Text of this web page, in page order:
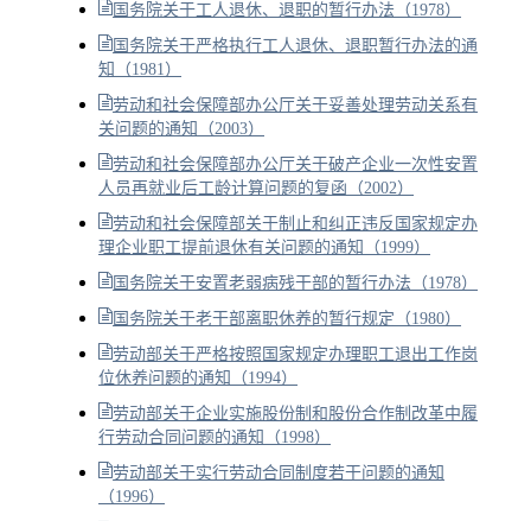
国务院关于工人退休、退职的暂行办法（1978）
国务院关于严格执行工人退休、退职暂行办法的通
知（1981）
劳动和社会保障部办公厅关于妥善处理劳动关系有
关问题的通知（2003）
劳动和社会保障部办公厅关于破产企业一次性安置
人员再就业后工龄计算问题的复函（2002）
劳动和社会保障部关于制止和纠正违反国家规定办
理企业职工提前退休有关问题的通知（1999）
国务院关于安置老弱病残干部的暂行办法（1978）
国务院关于老干部离职休养的暂行规定（1980）
劳动部关于严格按照国家规定办理职工退出工作岗
位休养问题的通知（1994）
劳动部关于企业实施股份制和股份合作制改革中履
行劳动合同问题的通知（1998）
劳动部关于实行劳动合同制度若干问题的通知
（1996）